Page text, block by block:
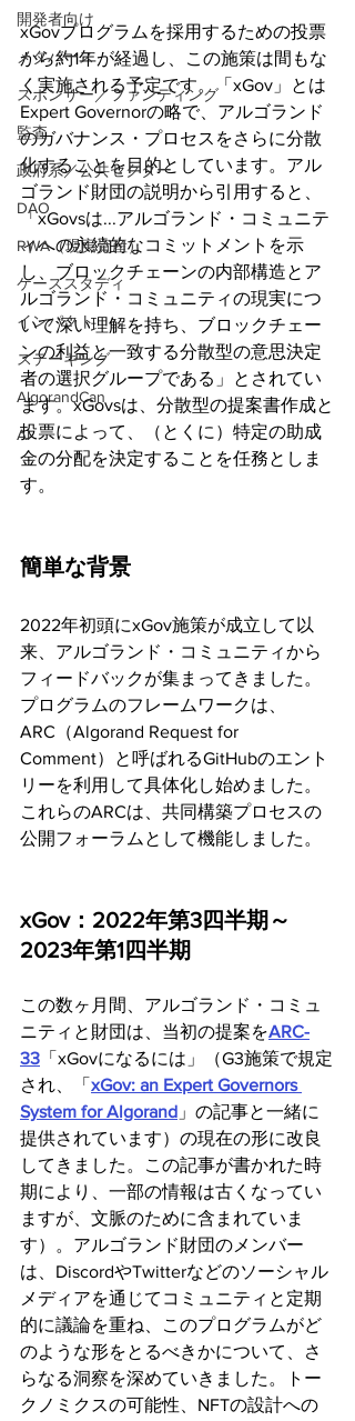
開発者向け
メタバース
スポンサー／ファンディング
監査
政府系／公共セクター
DAO
RWA（現実資産）
ケーススタディ
インパクト
ステーキング
AlgorandCan
AI
xGovプログラムを採用するための投票
から約1年が経過し、この施策は間もな
く実施される予定です。「xGov」とは
Expert Governorの略で、アルゴランド
のガバナンス・プロセスをさらに分散
化することを目的としています。アル
ゴランド財団の説明から引用すると、
「xGovsは...アルゴランド・コミュニテ
ィへの永続的なコミットメントを示
し、ブロックチェーンの内部構造とア
ルゴランド・コミュニティの現実につ
いて深い理解を持ち、ブロックチェー
ンの利益と一致する分散型の意思決定
者の選択グループである」とされてい
ます。xGovsは、分散型の提案書作成と
投票によって、（とくに）特定の助成
金の分配を決定することを任務としま
す。
簡単な背景
2022年初頭にxGov施策が成立して以
来、アルゴランド・コミュニティから
フィードバックが集まってきました。
プログラムのフレームワークは、
ARC（Algorand Request for
Comment）と呼ばれるGitHubのエント
リーを利用して具体化し始めました。
これらのARCは、共同構築プロセスの
公開フォーラムとして機能しました。
xGov：2022年第3四半期～
2023年第1四半期
この数ヶ月間、アルゴランド・コミュ
ニティと財団は、当初の提案をARC-
33 「xGovになるには」（G3施策で規定
され、「 xGov: an Expert Governors
System for Algorand 」の記事と一緒に
提供されています）の現在の形に改良
してきました。この記事が書かれた時
期により、一部の情報は古くなってい
ますが、文脈のために含まれていま
す）。アルゴランド財団のメンバー
は、DiscordやTwitterなどのソーシャル
メディアを通じてコミュニティと定期
的に議論を重ね、このプログラムがど
のような形をとるべきかについて、さ
らなる洞察を深めていきました。トー
クノミクスの可能性、NFTの設計への